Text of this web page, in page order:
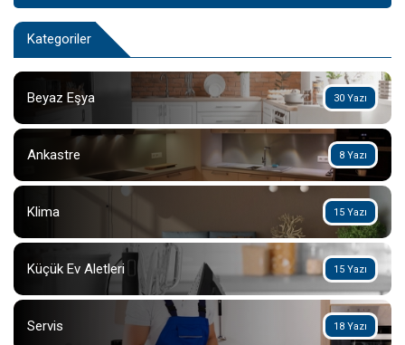
Kategoriler
30 Yazı
Beyaz Eşya
8 Yazı
Ankastre
15 Yazı
Klima
15 Yazı
Küçük Ev Aletleri
18 Yazı
Servis